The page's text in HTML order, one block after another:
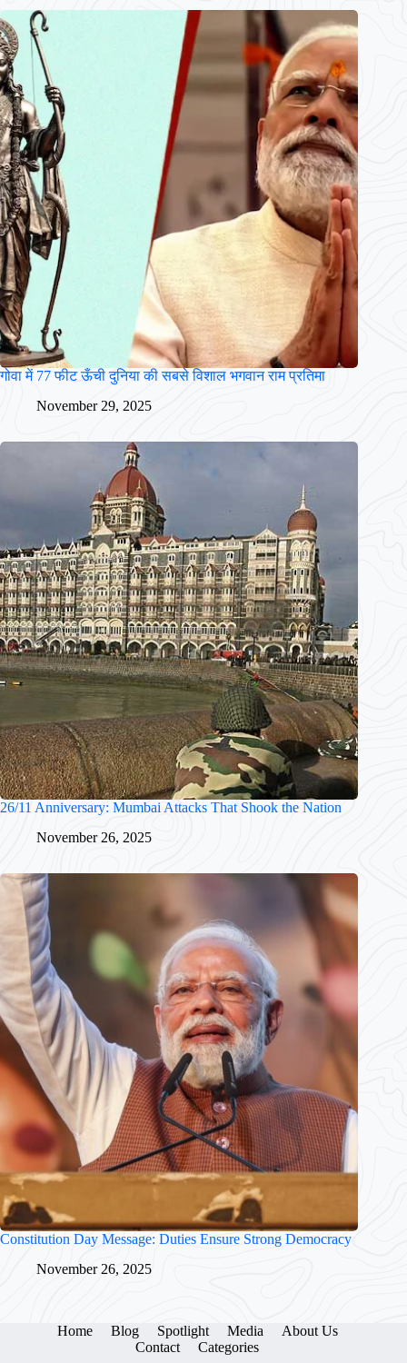
गोवा में 77 फीट ऊँची दुनिया की सबसे विशाल भगवान राम प्रतिमा
November 29, 2025
26/11 Anniversary: Mumbai Attacks That Shook the Nation
November 26, 2025
Constitution Day Message: Duties Ensure Strong Democracy
November 26, 2025
Home Blog Spotlight Media
About Us
Contact
Categories